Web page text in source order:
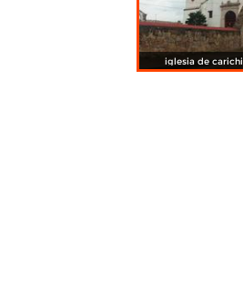
iglesia de carichi